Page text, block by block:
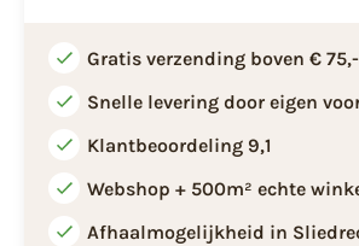
Gratis verzending boven € 75,-
Snelle levering door eigen
Klantbeoordeling 9,1
Webshop + 500m² echte
Afhaalmogelijkheid in